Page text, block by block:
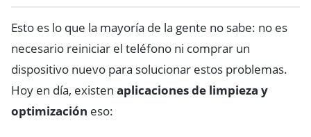
Esto es lo que la mayoría de la gente no sabe: no es
necesario reiniciar el teléfono ni comprar un
dispositivo nuevo para solucionar estos problemas.
Hoy en día, existen aplicaciones de limpieza y
optimización eso: